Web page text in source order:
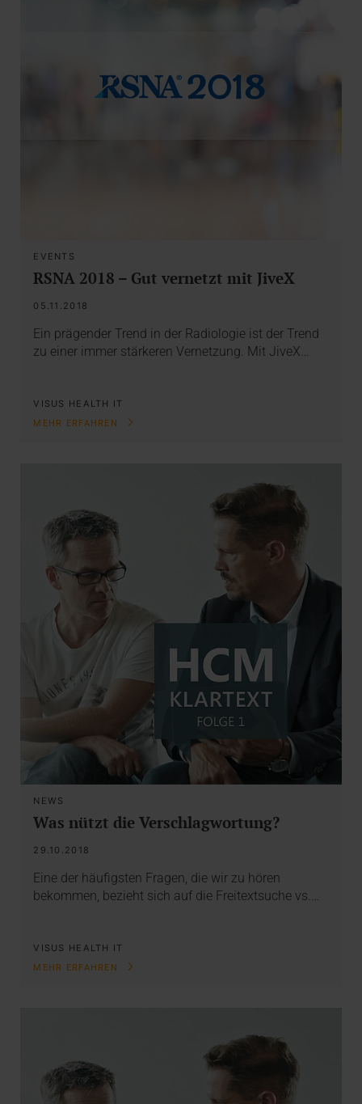
EVENTS
RSNA 2018 – Gut vernetzt mit JiveX
05.11.2018
Ein prägender Trend in der Radiologie ist der Trend
zu einer immer stärkeren Vernetzung. Mit JiveX…
VISUS HEALTH IT
MEHR ERFAHREN
NEWS
Was nützt die Verschlagwortung?
29.10.2018
Eine der häufigsten Fragen, die wir zu hören
bekommen, bezieht sich auf die Freitextsuche vs.…
VISUS HEALTH IT
MEHR ERFAHREN